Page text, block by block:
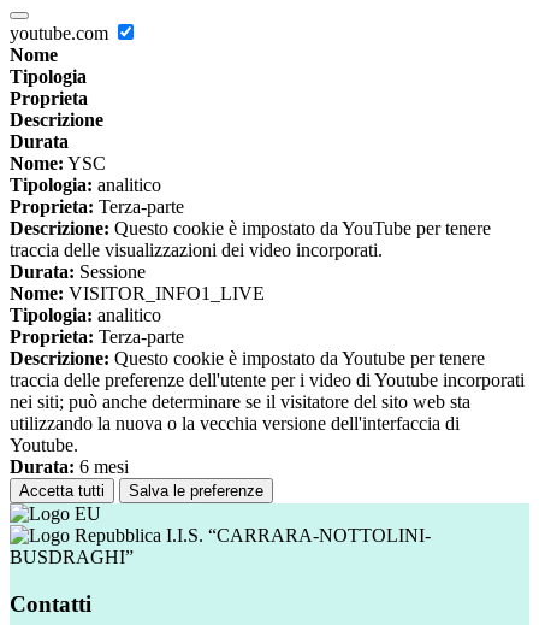
youtube.com
Nome
Tipologia
Proprieta
Descrizione
Durata
Nome: YSC
Tipologia: analitico
Proprieta: Terza-parte
Descrizione: Questo cookie è impostato da YouTube per tenere
traccia delle visualizzazioni dei video incorporati.
Durata: Sessione
Nome: VISITOR_INFO1_LIVE
Tipologia: analitico
Proprieta: Terza-parte
Descrizione: Questo cookie è impostato da Youtube per tenere
traccia delle preferenze dell'utente per i video di Youtube incorporati
nei siti; può anche determinare se il visitatore del sito web sta
utilizzando la nuova o la vecchia versione dell'interfaccia di
Youtube.
Durata: 6 mesi
Accetta tutti Salva le preferenze
I.I.S. “CARRARA-NOTTOLINI-
BUSDRAGHI”
Contatti